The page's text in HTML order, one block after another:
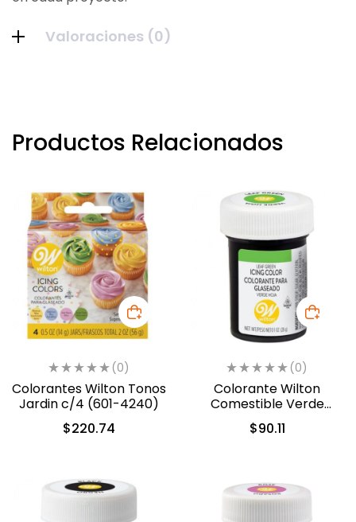
Valoraciones (0)
Productos Relacionados
(0)
Colorantes Wilton Tonos
Jardin c/4 (601-4240)
$220.74
(0)
Colorante Wilton
Comestible Verde
Hoja/Leaf Green 28.3gr.
(04-0-0047)
$90.11